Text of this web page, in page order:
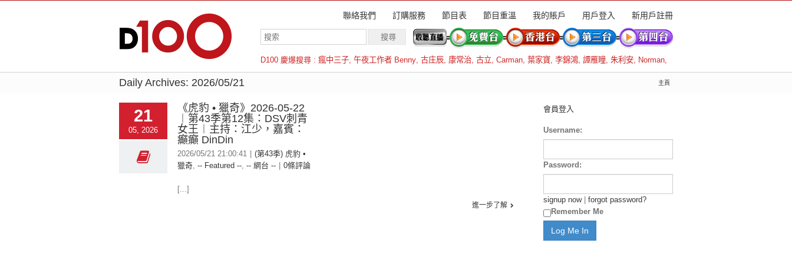
聯絡我們 訂購服務 節目表 節目重溫 我的賬戶 用戶登入 新用戶註冊
D100 慶爆搜尋 : 瘋中三子, 午夜工作者 Benny, 古庄辰, 康常治, 古立, Carman, 葉家寶, 李錦鴻, 譚雁瞳, 朱利安, Norman,
羅倫斯
Daily Archives: 2026/05/21 主頁
21
05, 2026
《虎豹 • 獵奇》2026-05-22
︱第43季第12集：DSV刺青
女王︱主持：江少，嘉賓：
癲癲 DinDin
2026/05/21 21:00:41
(第43季) 虎豹 •
獵奇, -- Featured --, -- 網台 -- 0條評論
[...]
進一步了解
會員登入
Username:
Password:
signup now| forgot password?
Remember Me